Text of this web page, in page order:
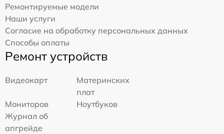
Ремонтируемые модели
Наши услуги
Согласие на обработку персональных данных
Способы оплаты
Ремонт устройств
Видеокарт
Материнских
плат
Мониторов
Ноутбуков
Журнал об
апгрейде